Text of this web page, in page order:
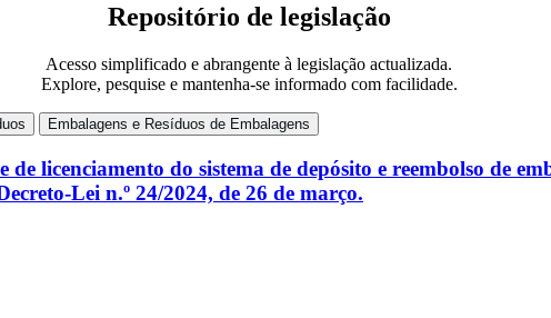
Repositório de legislação
Acesso simplificado e abrangente à legislação actualizada.
Explore, pesquise e mantenha-se informado com facilidade.
Embalagens e Resíduos de Embalagens
licenciamento do sistema de depósito e reembolso de
Lei n.º 24/2024, de 26 de março.